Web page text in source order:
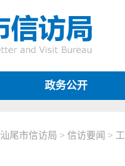
政务公开
汕尾市信访局 > 信访要闻 >